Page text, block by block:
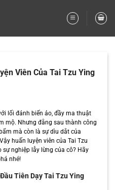
Viên Của Tai Tzu Ying
lối đánh biến ảo, đầy ma thuật
mộ. Nhưng đằng sau thành công
mà còn là sự dìu dắt của
huấn luyện viên của Tai Tzu
nghiệp lẫy lừng của cô? Hãy
nhé!
Tiên Dạy Tai Tzu Ying